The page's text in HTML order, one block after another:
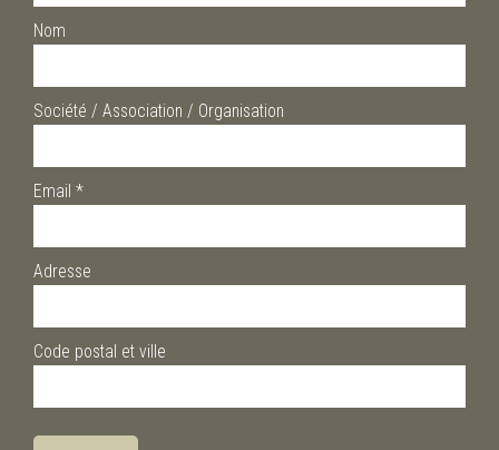
Nom
Société / Association / Organisation
Email *
Adresse
Code postal et ville